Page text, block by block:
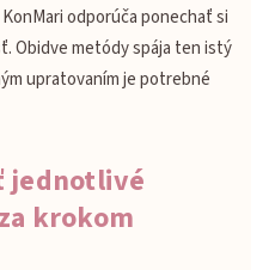
odporúča ponechať si
Obidve metódy spája ten istý
upratovaním je potrebné
jednotlivé
krokom